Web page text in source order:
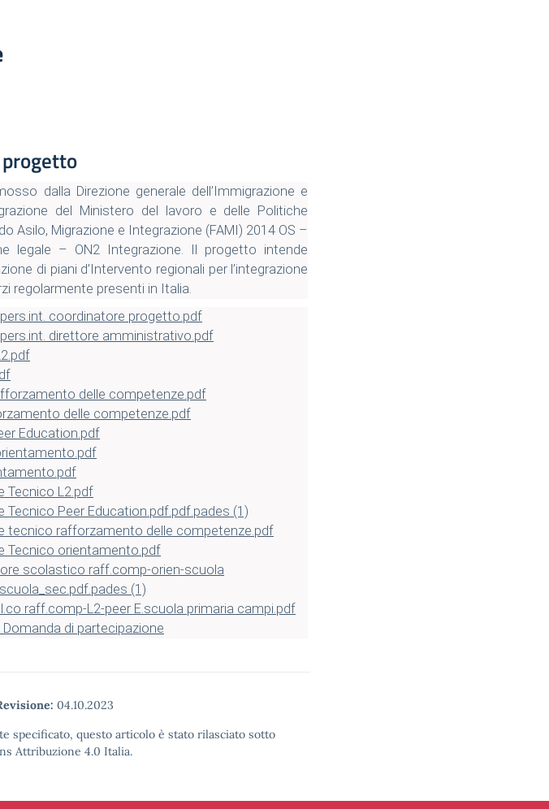
dalla Direzione generale dell’Immigrazione e
del Ministero del lavoro e delle Politiche
Asilo, Migrazione e Integrazione (FAMI) 2014 OS –
legale – ON2 Integrazione. Il progetto intende
di piani d’Intervento regionali per l’integrazione
regolarmente presenti in Italia.
coordinatore progetto.pdf
direttore amministrativo.pdf
delle competenze.pdf
delle competenze.pdf
Education.pdf
Tecnico L2.pdf
Tecnico Peer Education.pdf.pdf.pades (1)
tecnico rafforzamento delle competenze.pdf
Tecnico orientamento.pdf
scolastico raff.comp-orien-scuola
(1)
raff.comp-L2-peer E.scuola primaria campi.pdf
di partecipazione
04.10.2023
specificato, questo articolo è stato rilasciato sotto
Attribuzione 4.0 Italia.